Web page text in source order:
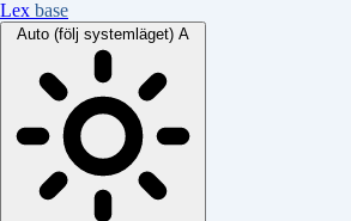
Lex base
Auto (följ systemläget) A